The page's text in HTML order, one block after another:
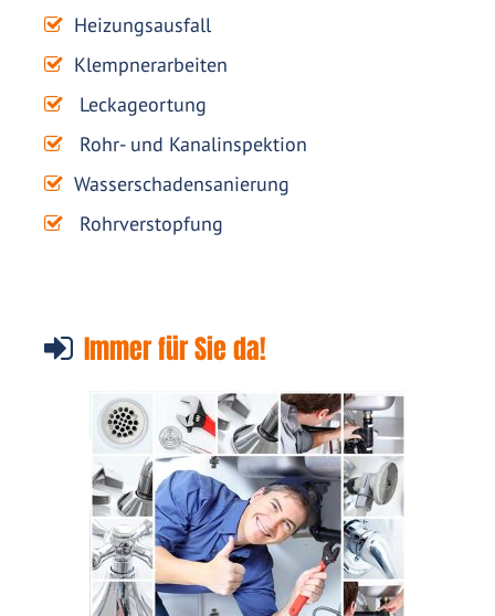
Heizungsausfall
Klempnerarbeiten
Leckageortung
Rohr- und Kanalinspektion
Wasserschadensanierung
Rohrverstopfung
Immer für Sie da!